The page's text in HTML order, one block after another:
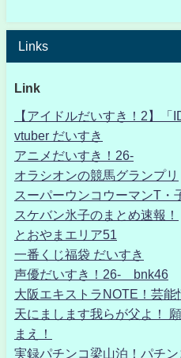
Links
Link
【アイドルだいすき！2】「
vtuber だいすき
アニメだいすき！26-
オラシオンの競馬グランプリ
スーパーウンコウーマンT・
スケバン氷子のまとめ速報！
とおやまエリア51
一番くじ福袋 だいすき
声優だいすき！26- bnk46
大阪エキストラNOTE！芸能
天にまします我らが父よ！
まえ！
実録パチンコ梁山泊！パチ